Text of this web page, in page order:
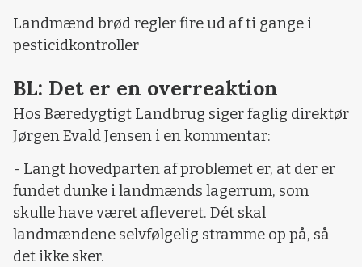
Landmænd brød regler fire ud af ti gange i
pesticidkontroller
BL: Det er en overreaktion
Hos Bæredygtigt Landbrug siger faglig direktør
Jørgen Evald Jensen i en kommentar:
- Langt hovedparten af problemet er, at der er
fundet dunke i landmænds lagerrum, som
skulle have været afleveret. Dét skal
landmændene selvfølgelig stramme op på, så
det ikke sker.